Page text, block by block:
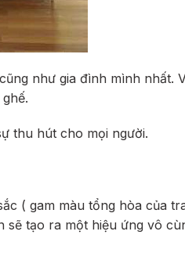
như gia đình mình nhất.
thu hút cho mọi người.
( gam màu tổng hòa của
sẽ tạo ra một hiệu ứng vô